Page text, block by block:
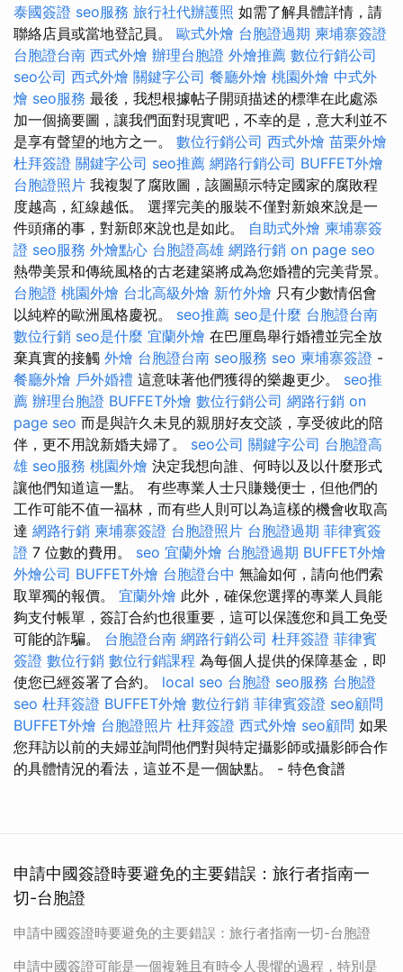
泰國簽證 seo服務 旅行社代辦護照 如需了解具體詳情，請
聯絡店員或當地登記員。 歐式外燴 台胞證過期 柬埔寨簽證
台胞證台南 西式外燴 辦理台胞證 外燴推薦 數位行銷公司
seo公司 西式外燴 關鍵字公司 餐廳外燴 桃園外燴 中式外
燴 seo服務 最後，我想根據帖子開頭描述的標準在此處添
加一個摘要圖，讓我們面對現實吧，不幸的是，意大利並不
是享有聲望的地方之一。 數位行銷公司 西式外燴 苗栗外燴
杜拜簽證 關鍵字公司 seo推薦 網路行銷公司 BUFFET外燴
台胞證照片 我複製了腐敗圖，該圖顯示特定國家的腐敗程
度越高，紅線越低。 選擇完美的服裝不僅對新娘來說是一
件頭痛的事，對新郎來說也是如此。 自助式外燴 柬埔寨簽
證 seo服務 外燴點心 台胞證高雄 網路行銷 on page seo
熱帶美景和傳統風格的古老建築將成為您婚禮的完美背景。
台胞證 桃園外燴 台北高級外燴 新竹外燴 只有少數情侶會
以純粹的歐洲風格慶祝。 seo推薦 seo是什麼 台胞證台南
數位行銷 seo是什麼 宜蘭外燴 在巴厘島舉行婚禮並完全放
棄真實的接觸 外燴 台胞證台南 seo服務 seo 柬埔寨簽證 -
餐廳外燴 戶外婚禮 這意味著他們獲得的樂趣更少。 seo推
薦 辦理台胞證 BUFFET外燴 數位行銷公司 網路行銷 on
page seo 而是與許久未見的親朋好友交談，享受彼此的陪
伴，更不用說新婚夫婦了。 seo公司 關鍵字公司 台胞證高
雄 seo服務 桃園外燴 決定我想向誰、何時以及以什麼形式
讓他們知道這一點。 有些專業人士只賺幾便士，但他們的
工作可能不值一福林，而有些人則可以為這樣的機會收取高
達 網路行銷 柬埔寨簽證 台胞證照片 台胞證過期 菲律賓簽
證 7 位數的費用。 seo 宜蘭外燴 台胞證過期 BUFFET外燴
外燴公司 BUFFET外燴 台胞證台中 無論如何，請向他們索
取單獨的報價。 宜蘭外燴 此外，確保您選擇的專業人員能
夠支付帳單，簽訂合約也很重要，這可以保護您和員工免受
可能的詐騙。 台胞證台南 網路行銷公司 杜拜簽證 菲律賓
簽證 數位行銷 數位行銷課程 為每個人提供的保障基金，即
使您已經簽署了合約。 local seo 台胞證 seo服務 台胞證
seo 杜拜簽證 BUFFET外燴 數位行銷 菲律賓簽證 seo顧問
BUFFET外燴 台胞證照片 杜拜簽證 西式外燴 seo顧問 如果
您拜訪以前的夫婦並詢問他們對與特定攝影師或攝影師合作
的具體情況的看法，這並不是一個缺點。 - 特色食譜
申請中國簽證時要避免的主要錯誤：旅行者指南一
切-台胞證
申請中國簽證時要避免的主要錯誤：旅行者指南一切-台胞證
申請中國簽證可能是一個複雜且有時令人畏懼的過程，特別是